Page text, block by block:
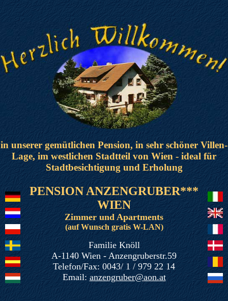
in unserer gemütlichen Pension, in sehr schöner Villen-
Lage, im westlichen Stadtteil von Wien - ideal für
Stadtbesichtigung und Erholung
PENSION ANZENGRUBER***
WIEN
Zimmer und Apartments
(auf Wunsch gratis W-LAN)
Familie Knöll
A-1140 Wien - Anzengruberstr.59
Telefon/Fax: 0043/ 1 / 979 22 14
Email: anzengruber@aon.at